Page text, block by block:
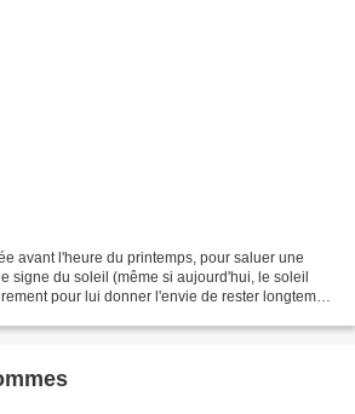
avant l'heure du printemps, pour saluer une
signe du soleil (même si aujourd'hui, le soleil
pour lui donner l'envie de rester longtemps,